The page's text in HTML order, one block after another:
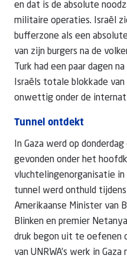
en dat is de absolute
militaire operaties. Israël
bufferzone als een
van zijn burgers na de
Turk had een paar dagen
Israëls totale blokkade
onwettig onder de
Tunnel ontdekt
In Gaza werd op
gevonden onder het
vluchtelingenorganisatie in
tunnel werd onthuld
Amerikaanse Minister van
Blinken en premier
druk begon uit te oefenen
van UNRWA’s werk in